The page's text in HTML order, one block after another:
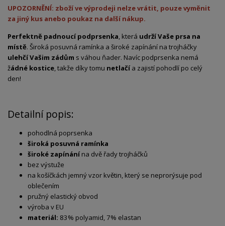
UPOZORNĚNÍ: zboží ve výprodeji nelze vrátit, pouze vyměnit
za jiný kus anebo poukaz na další nákup.
Perfektně padnoucí podprsenka, která udrží Vaše prsa na
místě. Široká posuvná ramínka a široké zapínání na trojháčky
ulehčí Vašim zádům s váhou ňader. Navíc podprsenka nemá
žádné kostice, takže díky tomu netlačía zajistí pohodlí po celý
den!
Detailní popis:
pohodlná poprsenka
široká posuvná ramínka
široké zapínánína dvě řady trojháčků
bez výstuže
na košíčkách jemný vzor květin, který se neprorýsuje pod
oblečením
pružný elastický obvod
výroba v EU
materiál: 83% polyamid, 7% elastan